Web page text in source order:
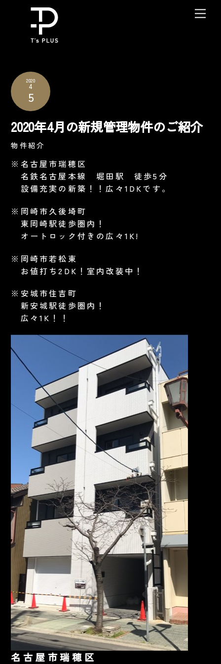
content
2020
4
5
2020年4月の新規管理物件のご紹介
物件紹介
※名古屋市瑞穂区
名鉄名古屋本線 堀田駅 徒歩5分
設備充実の新築！！広々1DKです。
※岡崎市久後埼町
東岡崎駅徒歩圏内！
オートロック付きの広々1K!
※岡崎市若松東
お値打ち2DK！室内改装中！
※安城市住吉町
新安城駅徒歩圏内！
広々1K！！
名古屋市瑞穂区